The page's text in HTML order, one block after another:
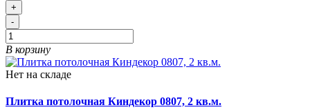
+
-
В корзину
Нет на складе
Плитка потолочная Киндекор 0807, 2 кв.м.